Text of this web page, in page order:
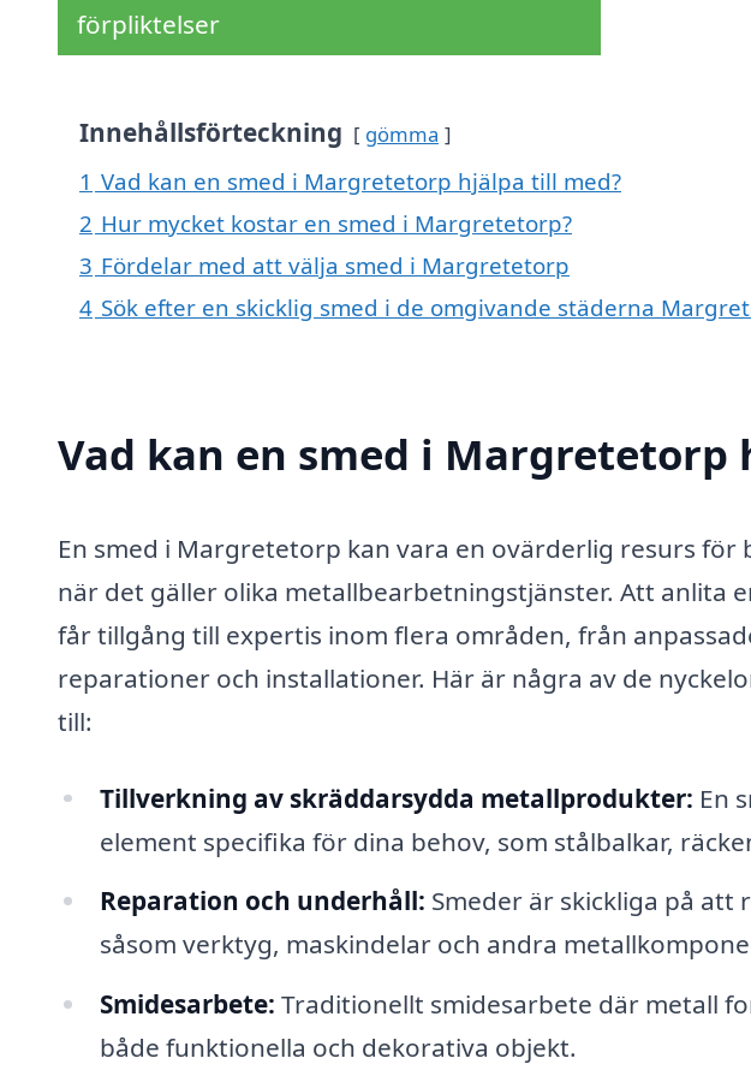
förpliktelser
Innehållsförteckning gömma
1 Vad kan en smed i Margretetorp hjälpa till med?
2 Hur mycket kostar en smed i Margretetorp?
3 Fördelar med att välja smed i Margretetorp
4 Sök efter en skicklig smed i de omgivande städerna
Vad kan en smed i Margretetorp
En smed i Margretetorp kan vara en ovärderlig resurs
när det gäller olika metallbearbetningstjänster. Att anlita
får tillgång till expertis inom flera områden, från
reparationer och installationer. Här är några av de
till:
Tillverkning av skräddarsydda metallprodukter: En
element specifika för dina behov, som stålbalkar,
Reparation och underhåll: Smeder är skickliga på
såsom verktyg, maskindelar och andra
Smidesarbete: Traditionellt smidesarbete där metall
både funktionella och dekorativa objekt.